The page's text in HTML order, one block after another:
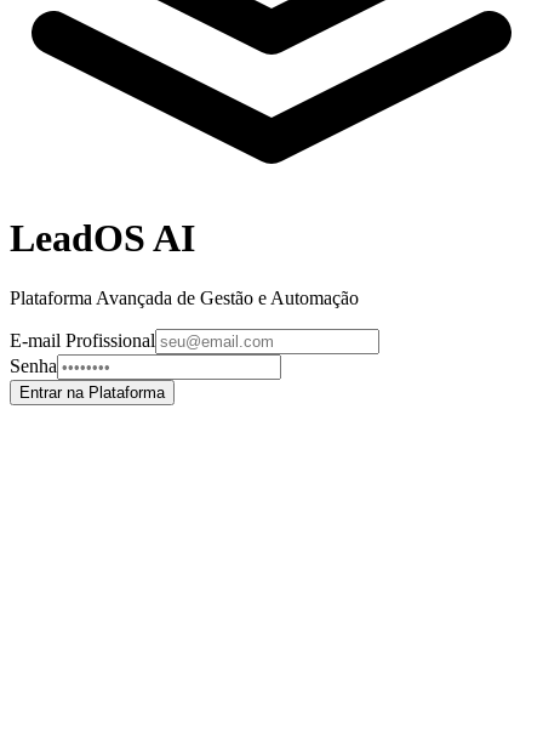
LeadOS AI
Plataforma Avançada de Gestão e Automação
E-mail Profissional
Senha
Entrar na Plataforma